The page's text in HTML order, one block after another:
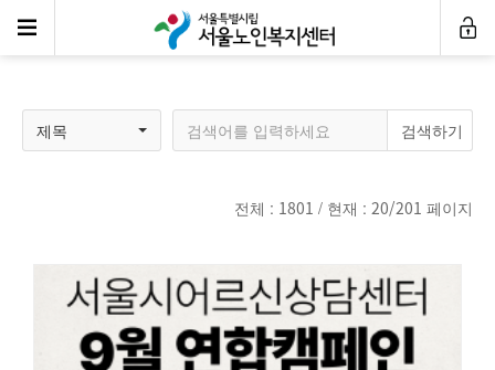
센터소식
제목
전체 : 1801 / 현재 : 20/201 페이지